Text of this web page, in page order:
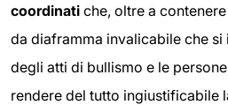
coordinati che, oltre a
da diaframma invalicabile che
degli atti di bullismo e le
rendere del tutto ingiustificabile